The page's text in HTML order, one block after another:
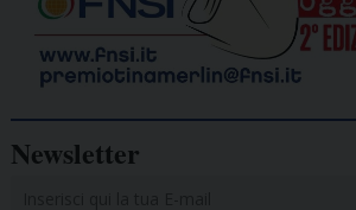
Newsletter